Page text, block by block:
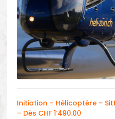
Initiation – Hélicoptère –
– Dès CHF 1’490.00